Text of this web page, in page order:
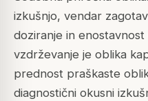
izkušnjo, vendar
doziranje in
vzdrževanje je oblika
prednost praškaste
diagnostični okusni